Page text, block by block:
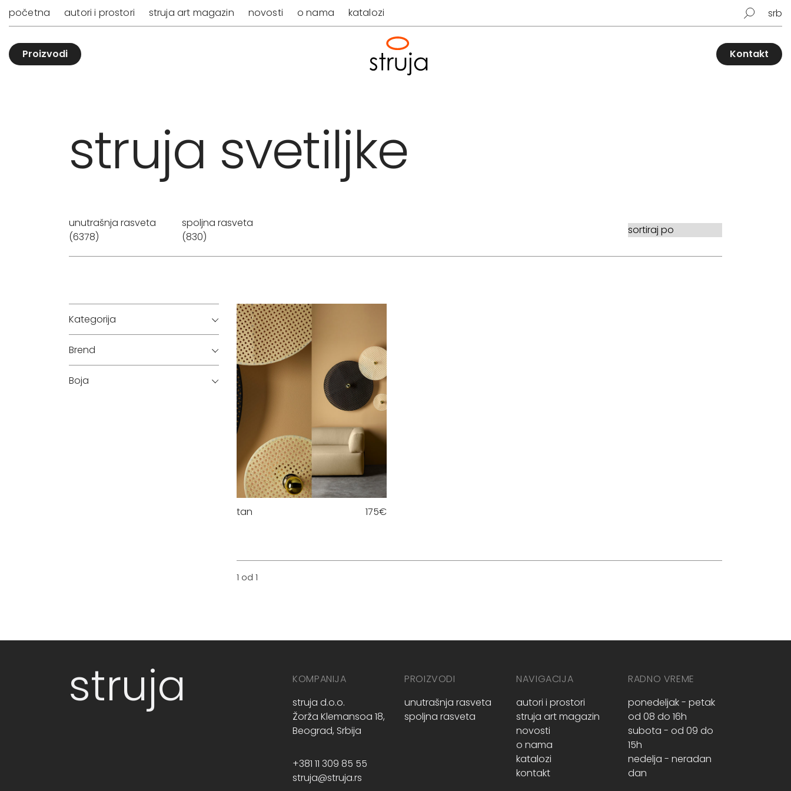
početna autori i prostori struja art magazin novosti o nama katalozi srb
Proizvodi Kontakt
struja svetiljke
unutrašnja rasveta
(6378)
spoljna rasveta
(830)
Kategorija
Brend
Boja
tan 175€
1 od 1
struja
KOMPANIJA
struja d.o.o.
Žorža Klemansoa 18,
Beograd, Srbija
+381 11 309 85 55
struja@struja.rs
PROIZVODI
unutrašnja rasveta
spoljna rasveta
NAVIGACIJA
autori i prostori
struja art magazin
novosti
o nama
katalozi
kontakt
RADNO VREME
ponedeljak - petak
od 08 do 16h
subota - od 09 do
15h
nedelja - neradan
dan